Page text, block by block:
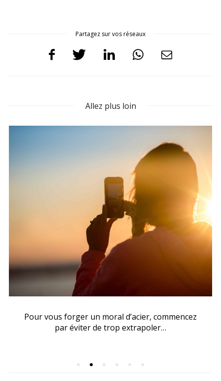
Partagez sur vos réseaux
Allez plus loin
Pour vous forger un moral d’acier, commencez
par éviter de trop extrapoler…